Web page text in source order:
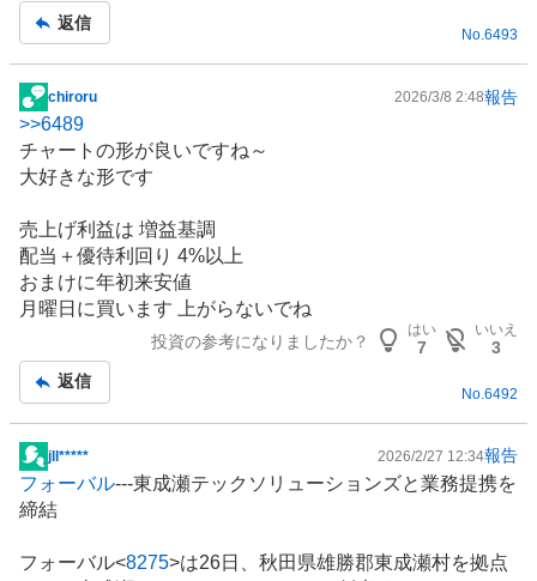
返信
No.6493
掲
示
板
記
chiroru 2026/3/8 2:48報告
>>6489
チャートの形が良いですね～
大好きな形です
売上げ利益は 増益基調
配当＋優待利回り 4%以上
おまけに年初来安値
月曜日に買います 上がらないでね
投資の参考になりましたか？
はい
7
いいえ
3
返信
No. 6492
掲
示
板
事
​jll***** 2026/2/27 12:34報告
フォーバル---東成瀬テックソリューションズと業務提携を
締結
フォーバル<8275>は26日、秋田県雄勝郡東成瀬村を拠点